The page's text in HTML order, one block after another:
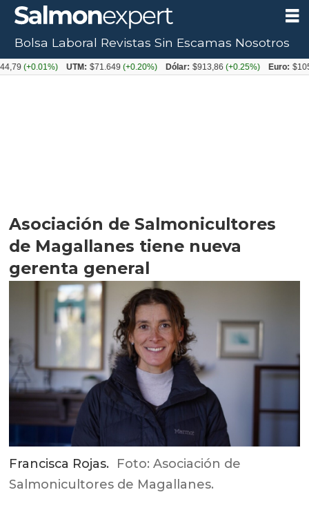
Asociación de Salmonicultores
de Magallanes tiene nueva
gerenta general
Francisca Rojas. Foto: Asociación de
Salmonicultores de Magallanes.
Bolsa Laboral Revistas Sin Escamas Nosotros
UTM: $71.649(+0.20%) Dólar: $913,86(+0.25%) Euro: $1053,08(-